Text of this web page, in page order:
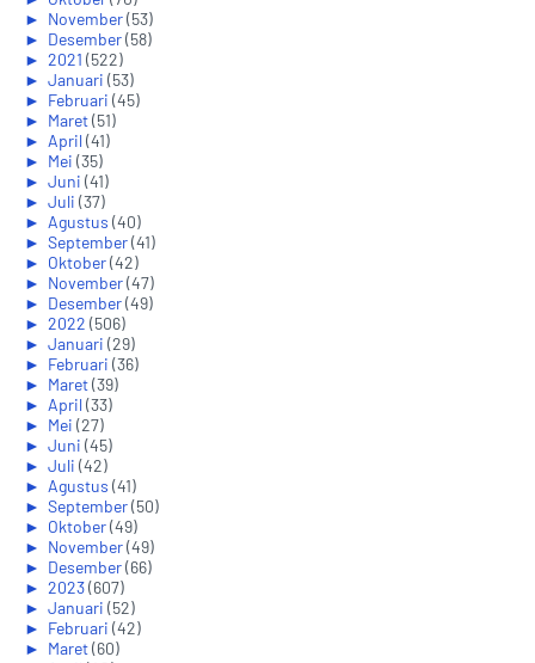
► November(53)
► Desember(58)
► 2021 (522)
► Januari (53)
► Februari (45)
► Maret(51)
► April(41)
► Mei (35)
► Juni (41)
► Juli (37)
► Agustus (40)
► September(41)
► Oktober(42)
► November(47)
► Desember(49)
► 2022 (506)
► Januari (29)
► Februari (36)
► Maret(39)
► April(33)
► Mei (27)
► Juni (45)
► Juli (42)
► Agustus (41)
► September(50)
► Oktober(49)
► November(49)
► Desember(66)
► 2023(607)
► Januari (52)
► Februari (42)
► Maret(60)